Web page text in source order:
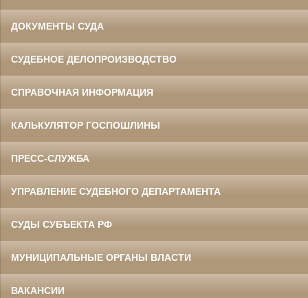
ДОКУМЕНТЫ СУДА
СУДЕБНОЕ ДЕЛОПРОИЗВОДСТВО
СПРАВОЧНАЯ ИНФОРМАЦИЯ
КАЛЬКУЛЯТОР ГОСПОШЛИНЫ
ПРЕСС-СЛУЖБА
УПРАВЛЕНИЕ СУДЕБНОГО ДЕПАРТАМЕНТА
СУДЫ СУБЪЕКТА РФ
МУНИЦИПАЛЬНЫЕ ОРГАНЫ ВЛАСТИ
ВАКАНСИИ